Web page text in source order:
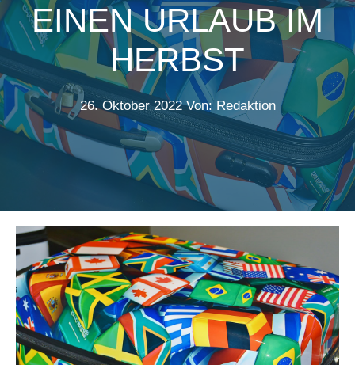
EINEN URLAUB IM
HERBST
26. Oktober 2022 Von: Redaktion